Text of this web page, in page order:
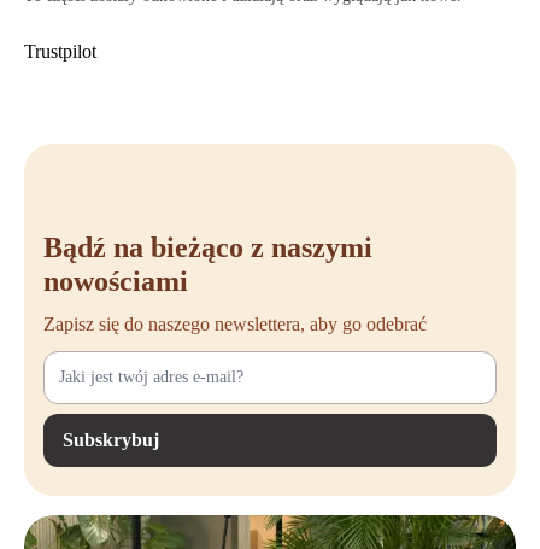
Trustpilot
Bądź na bieżąco z naszymi
nowościami
Zapisz się do naszego newslettera, aby go odebrać
Subskrybuj